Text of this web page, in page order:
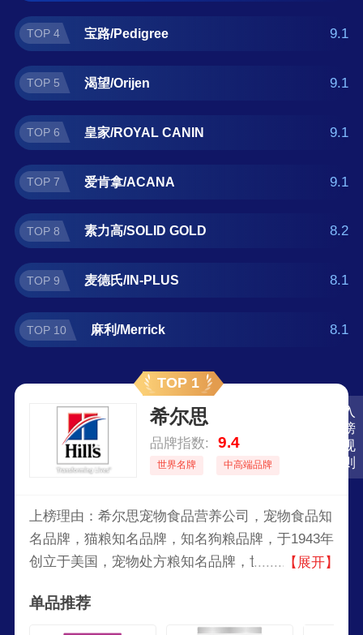
入
榜
规
则
您作为选购参考，我们致力于用最真实的用户
数据推荐口碑最好的成犬粮品牌，让您选得放
TOP 4 宝路/Pedigree 9.1
TOP 5 渴望/Orijen 9.1
TOP 6 皇家/ROYAL CANIN 9.1
TOP 7 爱肯拿/ACANA 9.1
TOP 8 素力高/SOLID GOLD 8.2
TOP 9 麦德氏/IN-PLUS 8.1
TOP 10 麻利/Merrick 8.1
TOP 1
希尔思
品牌指数: 9.4
世界名牌 中高端品牌
上榜理由：希尔思宠物食品营养公司，宠物食品知
名品牌，猫粮知名品牌，知名狗粮品牌，于1943年
创立于美国，宠物处方粮知名品牌，世界知名品
【展开】
单品推荐